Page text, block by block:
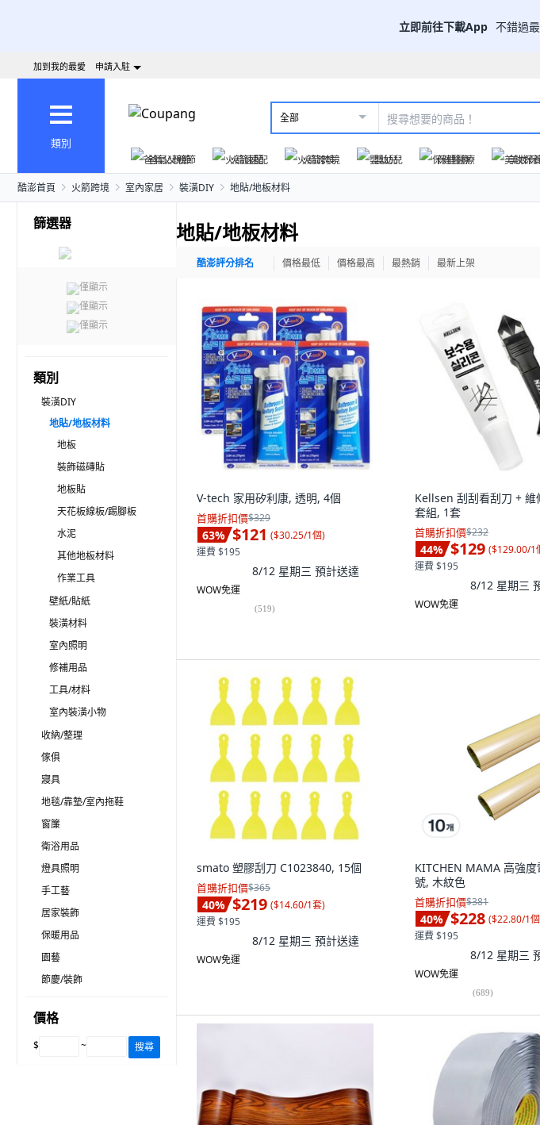
立即前往下載App 不錯過
加到我的最愛 申請入駐
類別
全部
爸氣父親節
火箭速配 火箭跨境 嬰幼兒 保健醫療 美妝保
酷澎首頁 火箭跨境 室內家居 裝潢DIY 地貼/地板材料
篩選器
僅顯示
僅顯示
僅顯示
類別
裝潢DIY
地貼/地板材料
地板
裝飾磁磚貼
地板貼
天花板線板/踢腳板
水泥
其他地板材料
作業工具
壁紙/貼紙
裝潢材料
室內照明
修補用品
工具/材料
室內裝潢小物
收納/整理
傢俱
寢具
地毯/靠墊/室內拖鞋
窗簾
衛浴用品
燈具照明
手工藝
居家裝飾
保暖用品
園藝
節慶/裝飾
價格
$ ~ 搜尋
地貼/地板材料
酷澎評分排名 價格最低 價格最高 最熱銷 最新上架
V-tech 家用矽利康, 透明, 4個
首購折扣價$329
63% $121 ($30.25/1個)
運費 $195
8/12 星期三 預計送達
WOW免運
(519)
Kellsen 刮刮看刮刀 + 維
套組, 1套
首購折扣價$232
44% $129 ($129.00/1
運費 $195
8/12 星期三
WOW免運
smato 塑膠刮刀 C1023840, 15個
首購折扣價$365
40% $219 ($14.60/1套)
運費 $195
8/12 星期三 預計送達
WOW免運
KITCHEN MAMA 高強
號, 木紋色
首購折扣價$381
40% $228 ($22.80/1個
運費 $195
8/12 星期三
WOW免運
(689)